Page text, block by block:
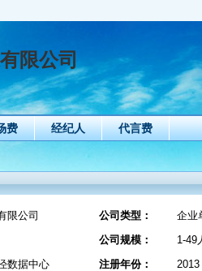
限公司
费 经纪人 代言费
限公司 公司类型：
企业
公司规模：
1-49
数据中心 注册年份： 2013